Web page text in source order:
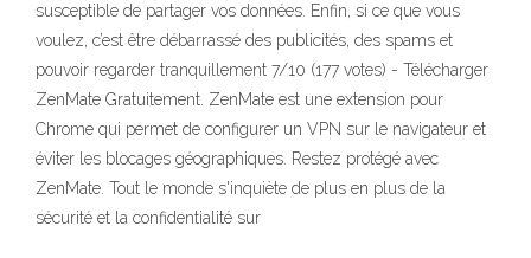
susceptible de partager vos données. Enfin, si ce que vous
voulez, c’est être débarrassé des publicités, des spams et
pouvoir regarder tranquillement 7/10 (177 votes) - Télécharger
ZenMate Gratuitement. ZenMate est une extension pour
Chrome qui permet de configurer un VPN sur le navigateur et
éviter les blocages géographiques. Restez protégé avec
ZenMate. Tout le monde s'inquiète de plus en plus de la
sécurité et la confidentialité sur